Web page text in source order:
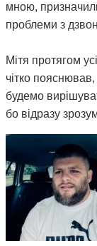
мною,
проблеми з
Мітя протягом
чітко
будемо
бо відразу
На даний момент
щоденних
покращився, зник
дзвін став
я можу
ланцюжка
проблемою, це